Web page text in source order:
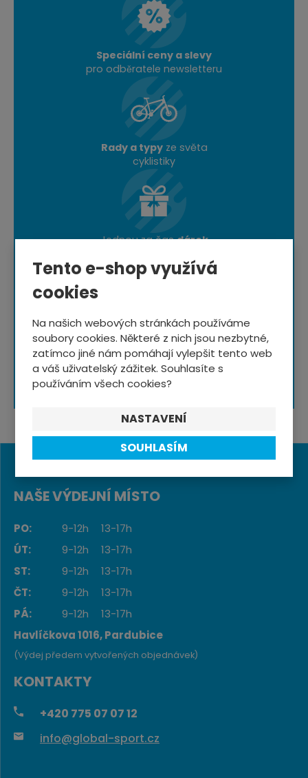
Tento e-shop využívá
cookies
Na našich webových stránkách používáme
soubory cookies. Některé z nich jsou nezbytné,
zatímco jiné nám pomáhají vylepšit tento web
a váš uživatelský zážitek. Souhlasíte s
používáním všech cookies?
NASTAVENÍ
SOUHLASÍM
Speciální ceny a slevy
pro odběratele newsletteru
Rady a typyze světa
cyklistiky
Jednou za časdárek
NOVINKY NA E-MAIL
Souhlasím se zpracováním osobních údajů
NAŠE VÝDEJNÍ MÍSTO
PO: 9-12h
13-17h
ÚT:
9-12h
13-17h
ST:
9-12h
13-17h
ČT:
9-12h
13-17h
PÁ:
9-12h
13-17h
Havlíčkova 1016, Pardubice
KONTAKTY
+420 775 07 07 12
info@global-sport.cz
(Výdej předem vytvořených objednávek)